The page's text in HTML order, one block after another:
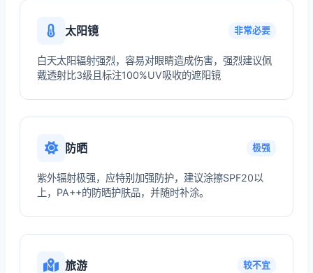
太阳镜 非常必要
白天太阳辐射强烈，容易对眼睛造成伤害，强烈建议佩
戴透射比3级且标注100%UV吸收的遮阳镜
防晒 极强
紫外辐射极强，应特别加强防护，建议涂擦SPF20以
上，PA++的防晒护肤品，并随时补涂。
旅游 较不宜